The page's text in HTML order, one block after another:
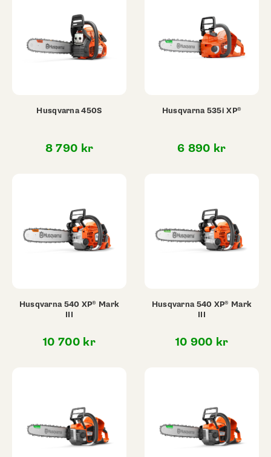
Husqvarna 450S
8 790 kr
Husqvarna 535i XP®
6 890 kr
Husqvarna 540 XP® Mark
III
10 700 kr
Husqvarna 540 XP® Mark
III
10 900 kr